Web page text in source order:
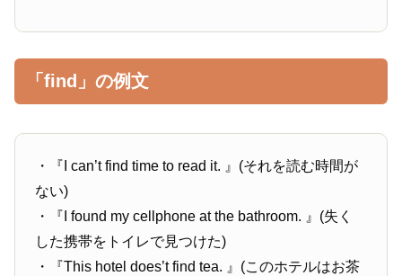
「find」の例文
・『I can’t find time to read it. 』(それを読む時間が
ない)
・『I found my cellphone at the bathroom. 』(失く
した携帯をトイレで見つけた)
・『This hotel does’t find tea. 』(このホテルはお茶